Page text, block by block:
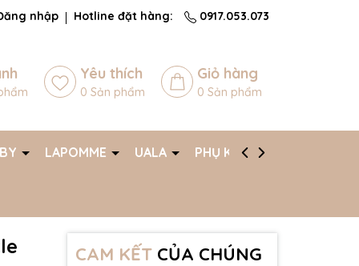
nhập Hotline đặt hàng: 0917.053.073
Yêu thích
0 Sản phẩm
Giỏ hàng
0 Sản phẩm
LAPOMME UALA PHỤ KIỆN
CAM KẾTCỦA CHÚNG